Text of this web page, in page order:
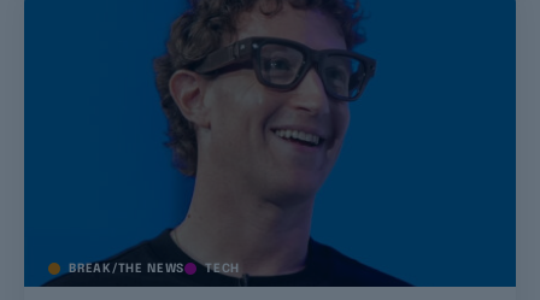
BREAK/THE NEWS TECH